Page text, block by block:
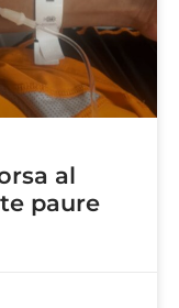
al
paure